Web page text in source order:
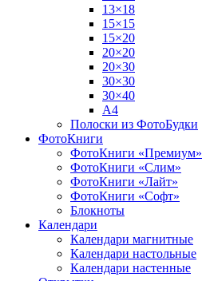
13×18
15×15
15×20
20×20
20×30
30×30
30×40
A4
Полоски из ФотоБудки
ФотоКниги
ФотоКниги «Премиум»
ФотоКниги «Слим»
ФотоКниги «Лайт»
ФотоКниги «Софт»
Блокноты
Календари
Календари магнитные
Календари настольные
Календари настенные